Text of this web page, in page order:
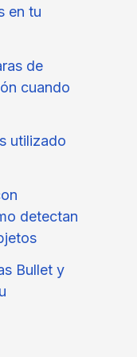
en tu
de
cuando
utilizado
detectan
Bullet y